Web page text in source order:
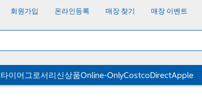
회원가입 온라인등록 매장 찾기 매장 이벤트
타이어그로서리신상품Online-OnlyCostcoDirectApple